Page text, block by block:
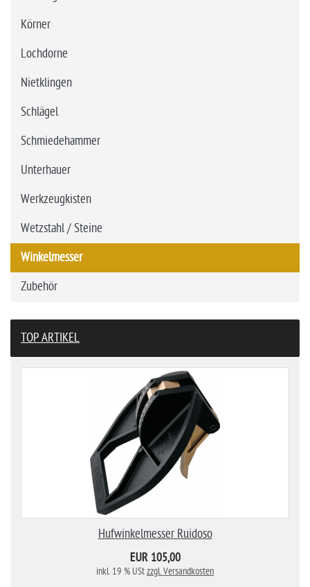
Körner
Lochdorne
Nietklingen
Schlägel
Schmiedehammer
Unterhauer
Werkzeugkisten
Wetzstahl / Steine
Winkelmesser
Zubehör
TOP ARTIKEL
Hufwinkelmesser Ruidoso
EUR 105,00
inkl. 19 % UStzzgl. Versandkosten